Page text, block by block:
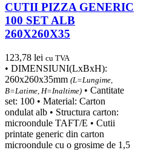
CUTII PIZZA GENERIC
100 SET ALB
260X260X35
123,78 lei cu TVA
• DIMENSIUNI(LxBxH):
260x260x35mm (L=Lungime,
B=Latime, H=Inaltime) • Cantitate
set: 100 • Material: Carton
ondulat alb • Structura carton:
microondule TAFT/E • Cutii
printate generic din carton
microondule cu o grosime de 1,5